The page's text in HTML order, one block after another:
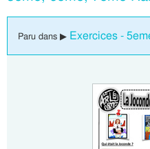
Paru dans ▶ Exercices -